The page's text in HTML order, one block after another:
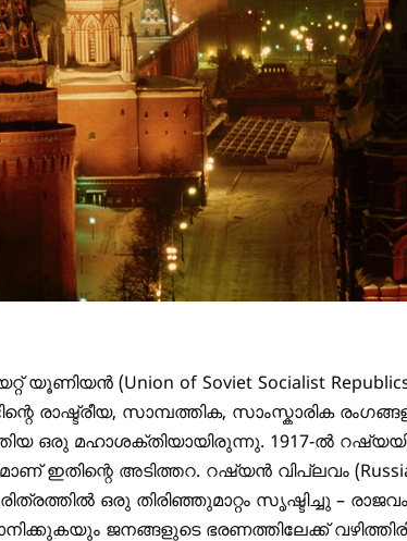
യൂണിയൻ (Union of Soviet Socialist
രാഷ്ട്രീയ, സാമ്പത്തിക, സാംസ്കാരിക
ഒരു മഹാശക്തിയായിരുന്നു. 1917-ൽ റഷ്യയിൽ
ഇതിന്റെ അടിത്തറ. റഷ്യൻ വിപ്ലവം (
ഒരു തിരിഞ്ഞുമാറ്റം സൃഷ്ടിച്ചു –
ജനങ്ങളുടെ ഭരണത്തിലേക്ക്